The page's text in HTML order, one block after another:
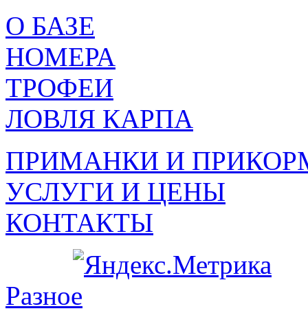
О БАЗЕ
НОМЕРА
ТРОФЕИ
ЛОВЛЯ КАРПА
ПРИМАНКИ И
УСЛУГИ И ЦЕНЫ
КОНТАКТЫ
Разное